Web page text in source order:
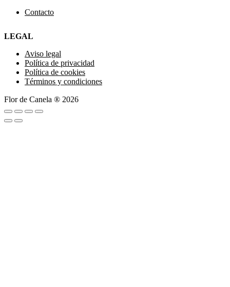
Contacto
LEGAL
Aviso legal
Política de privacidad
Política de cookies
Términos y condiciones
Flor de Canela ® 2026